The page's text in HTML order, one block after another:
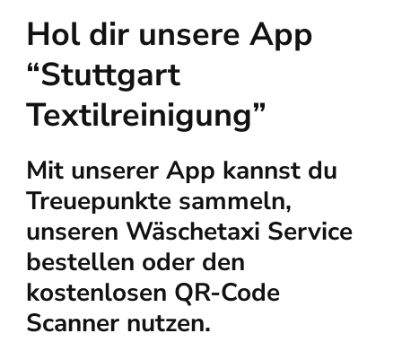
Hol dir unsere App
“Stuttgart
Textilreinigung”
Mit unserer App kannst du
Treuepunkte sammeln,
unseren Wäschetaxi Service
bestellen oder den
kostenlosen QR-Code
Scanner nutzen.